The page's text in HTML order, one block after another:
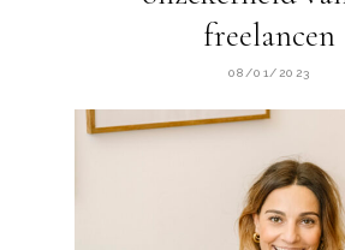
freelancen
08/01/2023